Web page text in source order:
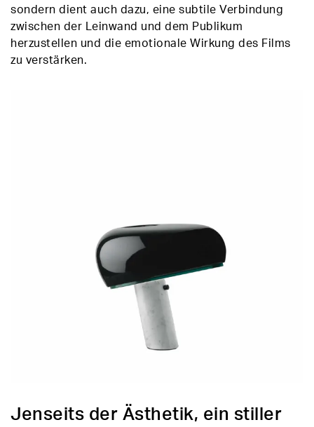
sondern dient auch dazu, eine subtile Verbindung
zwischen der Leinwand und dem Publikum
herzustellen und die emotionale Wirkung des Films
zu verstärken.
Jenseits der Ästhetik, ein stiller